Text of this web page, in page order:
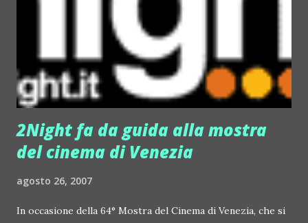
commerciale scandiranno il ritmo di una serata – evento
che nulla avrà da invidiare alle feste di memoria viscontiana
da cui Il Gattopardo café prende spunto. I barman in livrea,
lo splendido lampadario di cristallo, il bar-altare restaurato
nei minimi de...
2Night fa da guida alla mostra
del cinema di Venezia
agosto 26, 2007
In occasione della 64° Mostra del Cinema di Venezia, che si